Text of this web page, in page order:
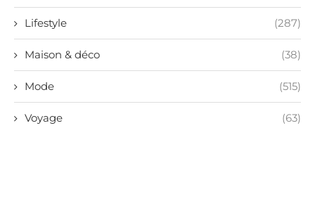
Lifestyle (287)
Maison & déco (38)
Mode (515)
Voyage (63)